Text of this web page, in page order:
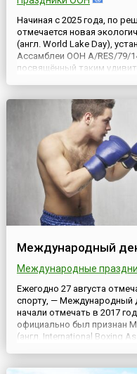
Начиная с 2025 года, по
отмечается новая
(англ. World Lake Day),
Ассамблеи ООН A/RES/79/
посвящённый таким
Международный
Международные
Ежегодно 27 августа
спорту, — Международный
начали отмечать в 2017
официально был признан
(англ. International Boxing